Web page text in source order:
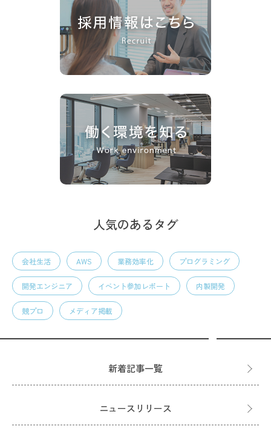
人気のあるタグ
会社生活 AWS 業務効率化 プログラミング
開発エンジニア イベント参加レポート 内製開発
競プロ メディア掲載
新着記事一覧
ニュースリリース